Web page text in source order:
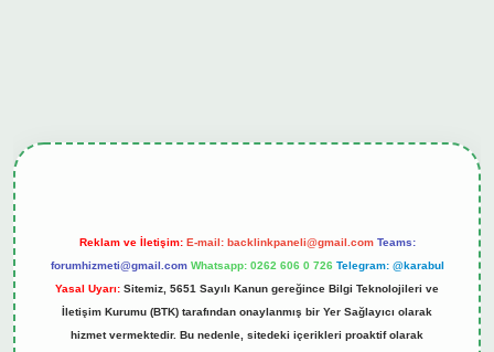
Reklam ve İletişim: E-mail: backlinkpaneli@gmail.com Teams:
forumhizmeti@gmail.com Whatsapp: 0262 606 0 726 Telegram: @karabul
Yasal Uyarı: Sitemiz, 5651 Sayılı Kanun gereğince Bilgi Teknolojileri ve
İletişim Kurumu (BTK) tarafından onaylanmış bir Yer Sağlayıcı olarak
hizmet vermektedir. Bu nedenle, sitedeki içerikleri proaktif olarak